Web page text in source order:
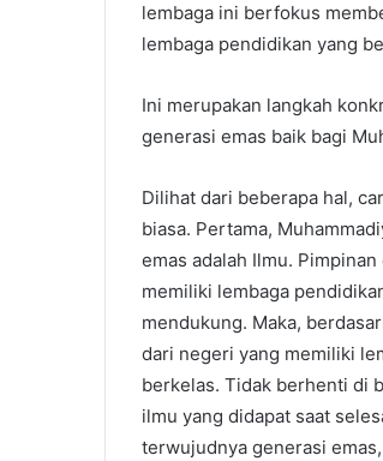
lembaga ini berfokus
lembaga pendidikan yang
Ini merupakan langkah
generasi emas baik bagi
Dilihat dari beberapa hal,
biasa. Pertama,
emas adalah Ilmu.
memiliki lembaga
mendukung. Maka,
dari negeri yang memiliki
berkelas. Tidak berhenti di
ilmu yang didapat saat
terwujudnya generasi